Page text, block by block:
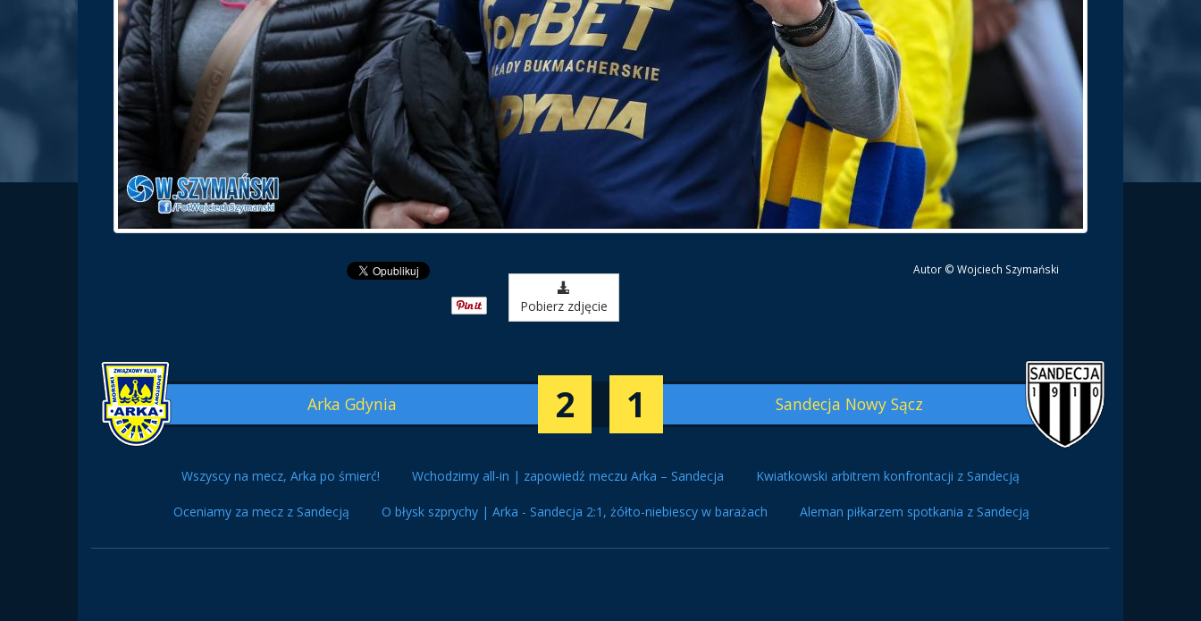
Pobierz zdjęcie
Autor © Wojciech Szymański
Arka Gdynia 2 1 Sandecja Nowy Sącz
Wszyscy na mecz, Arka po śmierć! Wchodzimy all-in | zapowiedź meczu Arka – Sandecja Kwiatkowski arbitrem konfrontacji z Sandecją
Oceniamy za mecz z Sandecją O błysk szprychy | Arka - Sandecja 2:1, żółto-niebiescy w barażach Aleman piłkarzem spotkania z Sandecją